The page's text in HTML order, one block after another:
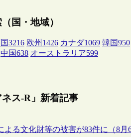
国・地域）
3216 欧州 1426 カナダ1069 韓国950
中国638 オーストラリア599
ネス-R」新着記事
よる文化財等の被害が83件に（8月